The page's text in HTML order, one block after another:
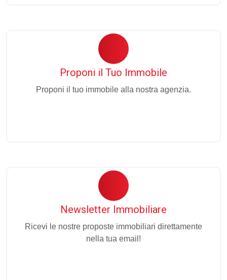
Proponi il Tuo Immobile
Proponi il tuo immobile alla nostra agenzia.
Newsletter Immobiliare
Ricevi le nostre proposte immobiliari direttamente
nella tua email!